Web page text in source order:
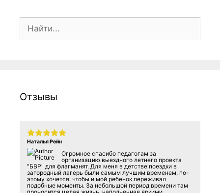
Отзывы
Наталья Рейн
Огромное спасибо педагогам за
организацию выездного летнего проекта
"БВР" для флагманят. Для меня в детстве поездки в
загородный лагерь были самым лучшим временем, по-
этому хочется, чтобы и мой ребенок переживал
подобные моменты. За небольшой период времени там